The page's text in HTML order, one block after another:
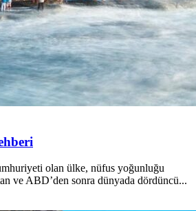
olan ülke, nüfus yoğunluğu
ve ABD’den sonra dünyada dördüncü...